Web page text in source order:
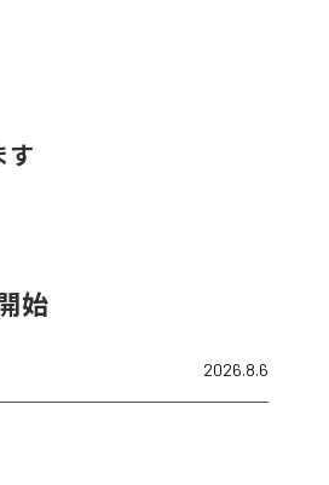
す
始
2026.8.6